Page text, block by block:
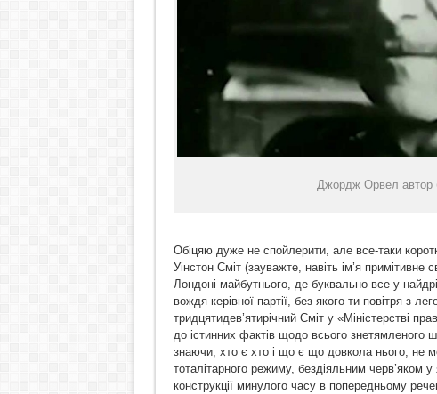
Джордж Орвел автор
Обіцяю дуже не спойлерити, але все-таки
Уінстон Сміт (зауважте, навіть ім’я
Лондоні майбутнього, де буквально все у
вождя керівної партії, без якого ти повітря з
тридцятидев’ятирічний Сміт у «Міністерстві
до істинних фактів щодо всього знетямленого
знаючи, хто є хто і що є що довкола нього, не
тоталітарного режиму, бездіяльним черв’яком
конструкції минулого часу в попередньому